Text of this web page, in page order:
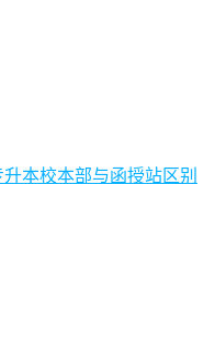
升本校本部与函授站区别